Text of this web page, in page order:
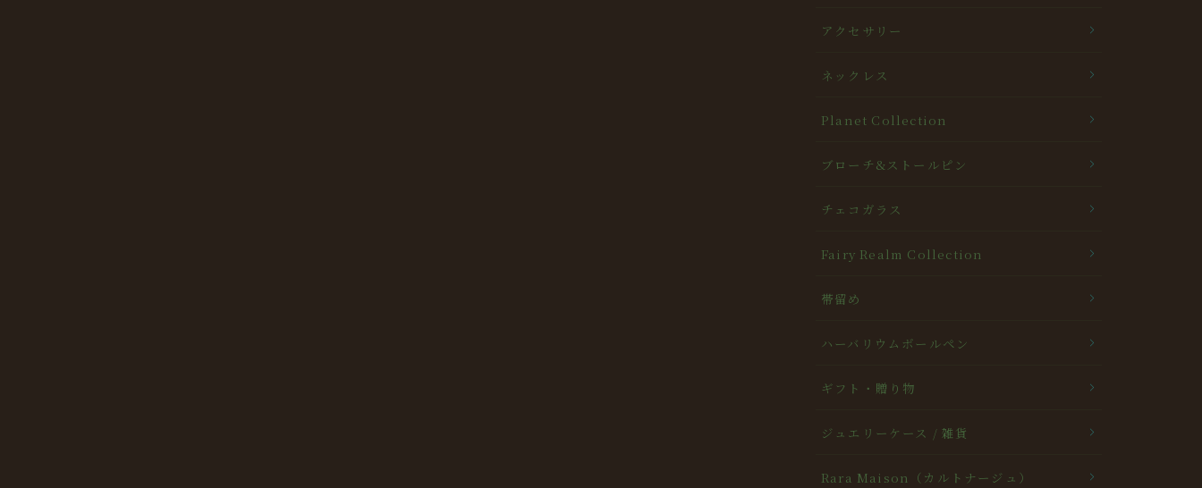
アクセサリー
ネックレス
Planet Collection
ブローチ&ストールピン
チェコガラス
Fairy Realm Collection
帯留め
ハーバリウムボールペン
ギフト・贈り物
ジュエリーケース / 雑貨
Rara Maison（カルトナージュ）